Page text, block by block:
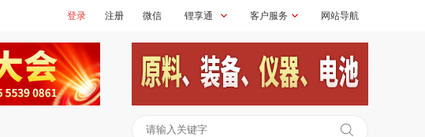
登录 注册 微信 锂享通 客户服务 网站导航